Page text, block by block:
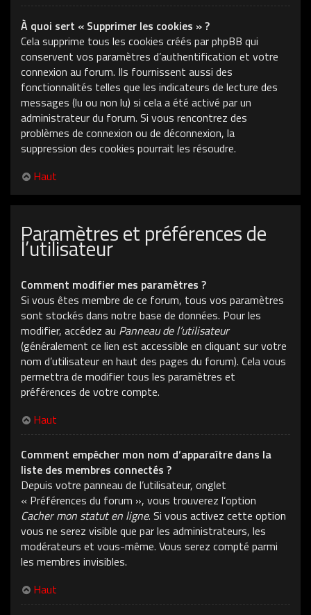
À quoi sert « Supprimer les cookies » ?
Cela supprime tous les cookies créés par phpBB qui
conservent vos paramètres d’authentification et votre
connexion au forum. Ils fournissent aussi des
fonctionnalités telles que les indicateurs de lecture des
messages (lu ou non lu) si cela a été activé par un
administrateur du forum. Si vous rencontrez des
problèmes de connexion ou de déconnexion, la
suppression des cookies pourrait les résoudre.
Haut
Paramètres et préférences de
l’utilisateur
Comment modifier mes paramètres ?
Si vous êtes membre de ce forum, tous vos paramètres
sont stockés dans notre base de données. Pour les
modifier, accédez au Panneau de l’utilisateur
(généralement ce lien est accessible en cliquant sur votre
nom d’utilisateur en haut des pages du forum). Cela vous
permettra de modifier tous les paramètres et
préférences de votre compte.
Haut
Comment empêcher mon nom d’apparaître dans la
liste des membres connectés ?
Depuis votre panneau de l’utilisateur, onglet
« Préférences du forum », vous trouverez l’option
Cacher mon statut en ligne. Si vous activez cette option
vous ne serez visible que par les administrateurs, les
modérateurs et vous-même. Vous serez compté parmi
les membres invisibles.
Haut